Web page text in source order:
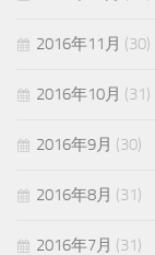
2016年11月 (30)
2016年10月 (31)
2016年9月 (30)
2016年8月 (31)
2016年7月 (31)